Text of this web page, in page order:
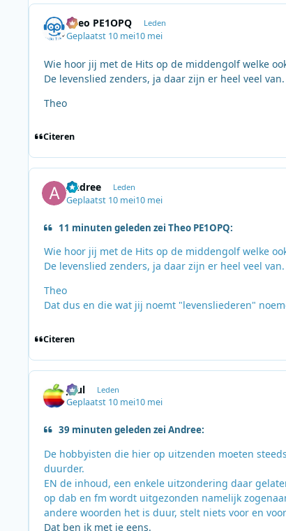
Theo PE1OPQ Leden
Geplaatst 10 mei10 mei
Wie hoor jij met de Hits op de middengolf welke
De levenslied zenders, ja daar zijn er heel veel van.
Theo
Citeren
Andree Leden
Geplaatst 10 mei10 mei
11 minuten geleden zei Theo PE1OPQ:
Wie hoor jij met de Hits op de middengolf welke
De levenslied zenders, ja daar zijn er heel veel van.
Theo
Dat dus en die wat jij noemt "levensliederen"
Citeren
Juul Leden
Geplaatst 10 mei10 mei
39 minuten geleden zei Andree:
De hobbyisten die hier op uitzenden moeten
duurder.
EN de inhoud, een enkele uitzondering daar
op dab en fm wordt uitgezonden namelijk
andere woorden het is duur, stelt niets voor en
Dat ben ik met je eens.